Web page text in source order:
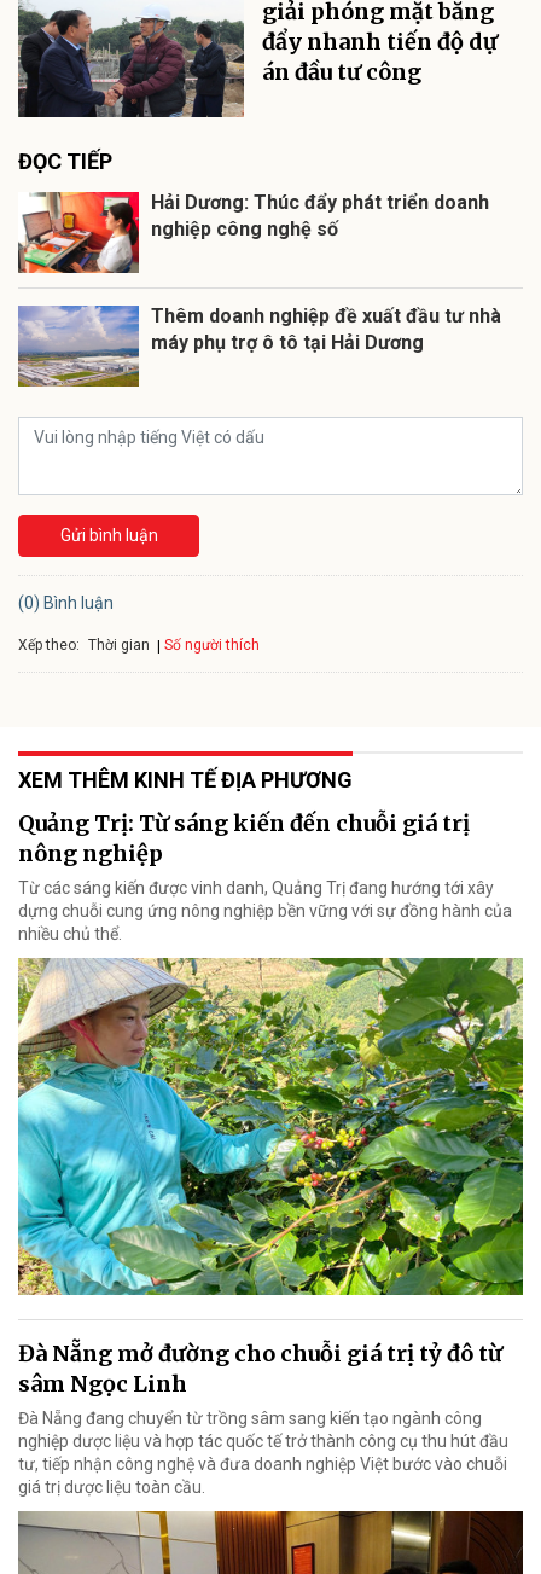
giải phóng mặt bằng
đẩy nhanh tiến độ dự
án đầu tư công
ĐỌC TIẾP
Hải Dương: Thúc đẩy phát triển doanh
nghiệp công nghệ số
Thêm doanh nghiệp đề xuất đầu tư nhà
máy phụ trợ ô tô tại Hải Dương
Gửi bình luận
(0) Bình luận
Xếp theo: Thời gian Số người thích
XEM THÊM KINH TẾ ĐỊA PHƯƠNG
Quảng Trị: Từ sáng kiến đến chuỗi giá trị
nông nghiệp
Từ các sáng kiến được vinh danh, Quảng Trị đang hướng tới xây
dựng chuỗi cung ứng nông nghiệp bền vững với sự đồng hành của
nhiều chủ thể.
Đà Nẵng mở đường cho chuỗi giá trị tỷ đô từ
sâm Ngọc Linh
Đà Nẵng đang chuyển từ trồng sâm sang kiến tạo ngành công
nghiệp dược liệu và hợp tác quốc tế trở thành công cụ thu hút đầu
tư, tiếp nhận công nghệ và đưa doanh nghiệp Việt bước vào chuỗi
giá trị dược liệu toàn cầu.